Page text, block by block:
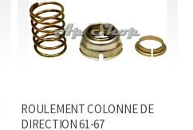
ROULEMENT COLONNE DE
DIRECTION 61-67